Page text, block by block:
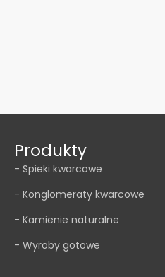
Produkty
- Spieki kwarcowe
- Konglomeraty kwarcowe
- Kamienie naturalne
- Wyroby gotowe